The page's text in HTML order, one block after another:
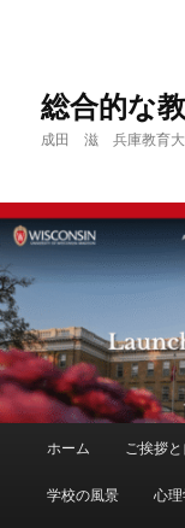
へ
移
動
移
動
総合的な
成田 滋 兵庫教育大
ホーム ご挨拶
学校の風景 心